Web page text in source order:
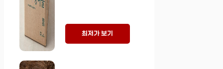
최저가 보기